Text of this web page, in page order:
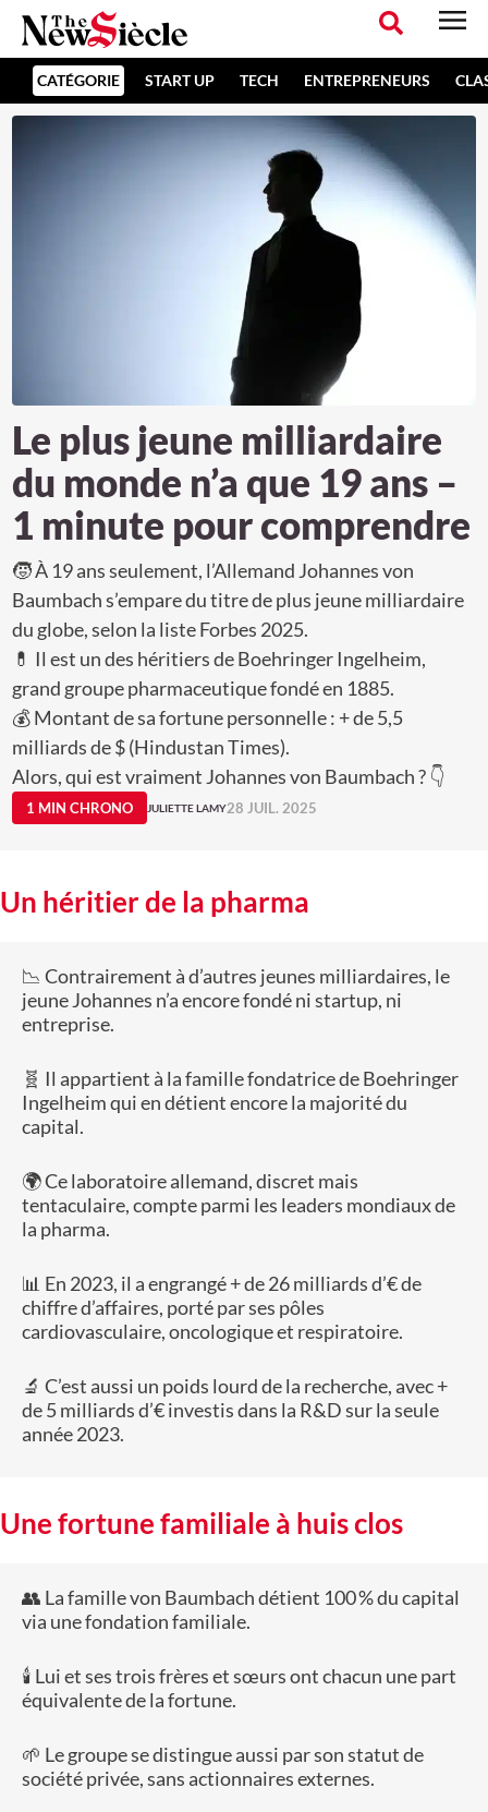
CATÉGORIE START UP TECH ENTREPRENEURS
Le plus jeune milliardaire
du monde n’a que 19 ans –
1 minute pour comprendre
🧒 À 19 ans seulement, l’Allemand Johannes von
Baumbach s’empare du titre de plus jeune milliardaire
du globe, selon la liste Forbes 2025.
💊 Il est un des héritiers de Boehringer Ingelheim,
grand groupe pharmaceutique fondé en 1885.
💰 Montant de sa fortune personnelle : + de 5,5
milliards de $ (Hindustan Times).
Alors, qui est vraiment Johannes von Baumbach ? 👇
1 MIN CHRONO JULIETTE LAMY28 JUIL. 2025
Un héritier de la pharma
📉 Contrairement à d’autres jeunes milliardaires, le
jeune Johannes n’a encore fondé ni startup, ni
entreprise.
🧬 Il appartient à la famille fondatrice de Boehringer
Ingelheim qui en détient encore la majorité du
capital.
🌍 Ce laboratoire allemand, discret mais
tentaculaire, compte parmi les leaders mondiaux de
la pharma.
📊 En 2023, il a engrangé + de 26 milliards d’€ de
chiffre d’affaires, porté par ses pôles
cardiovasculaire, oncologique et respiratoire.
🔬 C’est aussi un poids lourd de la recherche, avec +
de 5 milliards d’€ investis dans la R&D sur la seule
année 2023.
Une fortune familiale à huis clos
👥 La famille von Baumbach détient 100 % du capital
via une fondation familiale.
🕯️ Lui et ses trois frères et sœurs ont chacun une part
équivalente de la fortune.
🌱 Le groupe se distingue aussi par son statut de
société privée, sans actionnaires externes.